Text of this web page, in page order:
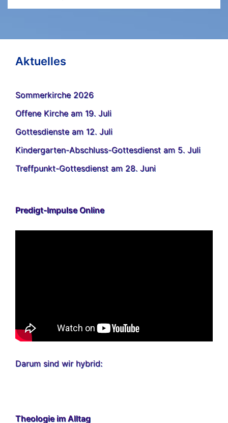
Aktuelles
Sommerkirche 2026
Offene Kirche am 19. Juli
Gottesdienste am 12. Juli
Kindergarten-Abschluss-Gottesdienst am 5. Juli
Treffpunkt-Gottesdienst am 28. Juni
Predigt-Impulse Online
Darum sind wir hybrid:
Theologie im Alltag